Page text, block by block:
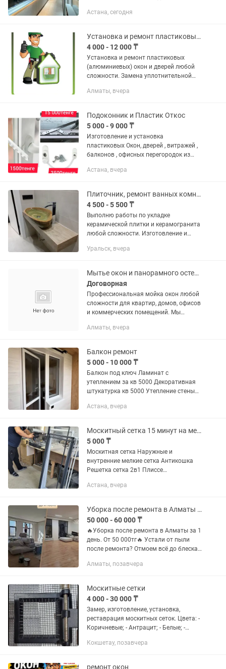
Балконные пары -Витражи
Работаем с...
Астана, сегодня
Установка и ремонт пластиковых (алюминиевых) окон и дверей
4 000 - 12 000 ₸
Установка и ремонт пластиковых
(алюминиевых) окон и дверей любой
сложности. Замена уплотнительной
стеклопакетов и подоконниках.
Алматы, вчера
Подоконник и Пластик Откос
5 000 - 9 000 ₸
Изготовление и установка
пластиковых Окон, дверей , витражей ,
балконов , офисных перегородок из
пластиковых откосов ( утепленные )
Астана, вчера
Плиточник, ремонт ванных комнат
4 500 - 5 500 ₸
Выполню работы по укладке
керамической плитки и керамогранита
любой сложности. Изготовление и
геометрических форм таких как
порталы,...
Уральск, вчера
Мытье окон и панорамного остекления
Договорная
Профессиональная мойка окон любой
сложности для квартир, домов, офисов
и коммерческих помещений. Мы
Мытье витражей Очистку окон после
Алматы, вчера
Балкон ремонт
5 000 - 10 000 ₸
Балкон под ключ Ламинат с
утеплением за кв 5000 Декоративная
штукатурка кв 5000 Утепление стены
отделка кв 3000 Краска кв 1000
Астана, вчера
Москитный сетка 15 минут на месте
5 000 ₸
Москитная сетка Наружные и
внутренние мелкие сетка Антикошка
Решетка сетка 2в1 Плиссе
регулировка Откосы пластиковые
Замер установка...
Астана, вчера
Уборка после ремонта в Алматы за 1 день.
50 000 - 60 000 ₸
🔥Уборка после ремонта в Алматы за 1
день. От 50 000тг🔥 Устали от пыли
после ремонта? Отмоем всё до блеска!
КЛЮЧ ✅ Мытье окон, балконов,
Алматы, позавчера
Москитные сетки
4 000 - 30 000 ₸
Замер, изготовление, установка,
реставрация москитных сеток. Цвета: -
Коричневые; - Aнтрацит; - Белые; -
Обычные; - Внутренние; - Антипыль; - -
Кокшетау, позавчера
ремонт окон